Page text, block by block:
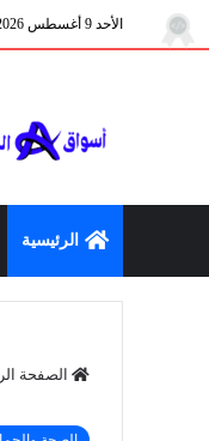
الأحد 9 أغسطس 2026
الرئيسية
الصفحة